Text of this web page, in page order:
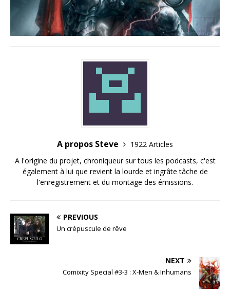
A propos Steve
1922 Articles
A l'origine du projet, chroniqueur sur tous les podcasts, c'est
également à lui que revient la lourde et ingrâte tâche de
l'enregistrement et du montage des émissions.
PREVIOUS
Un crépuscule de rêve
NEXT
Comixity Special #3-3 : X-Men & Inhumans